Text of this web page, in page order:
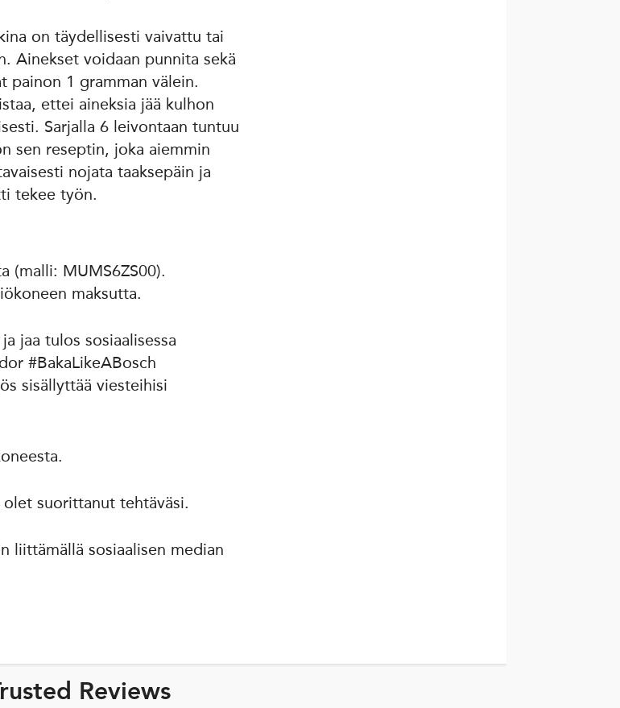
on täydellisesti vaivattu tai
Ainekset voidaan punnita sekä
painon 1 gramman välein.
ettei aineksia jää kulhon
Sarjalla 6 leivontaan tuntuu
sen reseptin, joka aiemmin
nojata taaksepäin ja
tekee työn.
(malli: MUMS6ZS00).
maksutta.
jaa tulos sosiaalisessa
#BakaLikeABosch
sisällyttää viesteihisi
suorittanut tehtäväsi.
liittämällä sosiaalisen median
Reviews